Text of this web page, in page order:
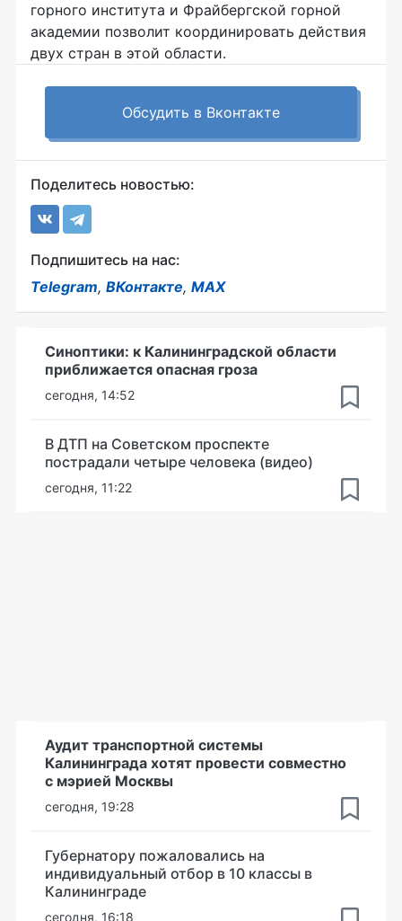
горного института и Фрайбергской горной
академии позволит координировать действия
двух стран в этой области.
Обсудить в Вконтакте
Поделитесь новостью:
Подпишитесь на нас:
Telegram, ВКонтакте, MAX
Синоптики: к Калининградской области
приближается опасная гроза
сегодня, 14:52
В ДТП на Советском проспекте
пострадали четыре человека (видео)
сегодня, 11:22
Аудит транспортной системы
Калининграда хотят провести совместно
с мэрией Москвы
сегодня, 19:28
Губернатору пожаловались на
индивидуальный отбор в 10 классы в
Калининграде
сегодня, 16:18